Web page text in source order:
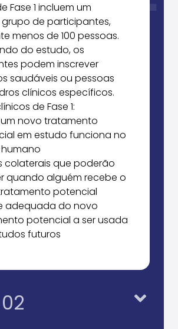
Fase 1 incluem um
de participantes,
menos de 100 pessoas.
do estudo, os
podem inscrever
saudáveis ou pessoas
clínicos específicos.
de Fase 1:
novo tratamento
em estudo funciona no
colaterais que poderão
quando alguém recebe o
potencial
adequada do novo
potencial a ser usada
futuros
02